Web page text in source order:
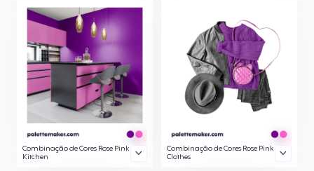
Combinação de Cores Rose Pink
Kitchen
Combinação de Cores Rose Pink
Clothes